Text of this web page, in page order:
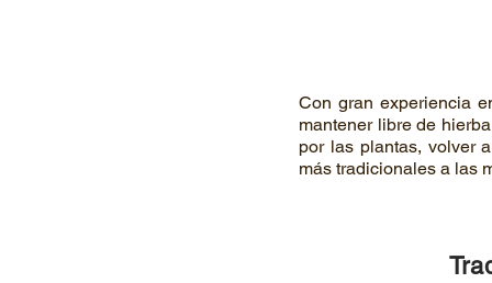
Con gran experiencia
mantener libre de
por las plantas, volver
más tradicionales a las